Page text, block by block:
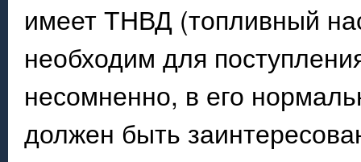
имеет ТНВД (топливный
необходим для
несомненно, в его
должен быть